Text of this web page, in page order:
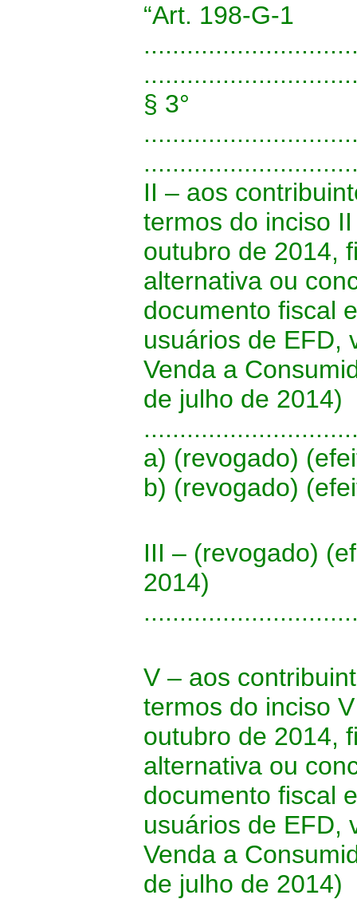
“Art. 198-G-1
§ 3°
II – aos
termos do inciso
outubro de 2014,
alternativa ou
documento fiscal
usuários de EFD,
Venda a
de julho de 2014)
a) (revogado)
b) (revogado)
III – (revogado)
2014)
V – aos
termos do inciso
outubro de 2014,
alternativa ou
documento fiscal
usuários de EFD,
Venda a
de julho de 2014)